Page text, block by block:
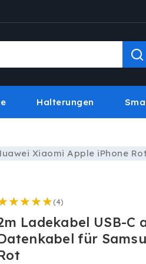
Halterungen
Xiaomi Apple iPhone
(4)
insgesamt
Ladekabel USB-C
für